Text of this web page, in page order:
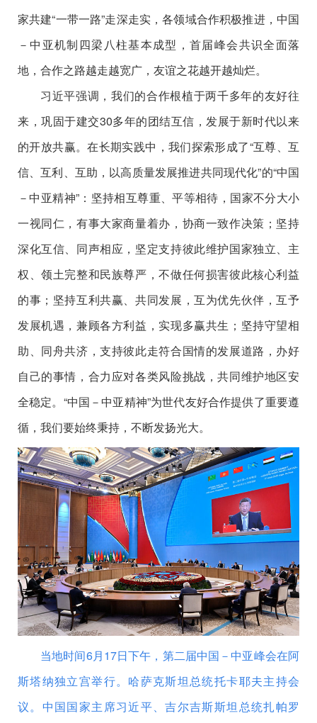
家共建“一带一路”走深走实，各领域合作积极推进，中国
－中亚机制四梁八柱基本成型，首届峰会共识全面落
地，合作之路越走越宽广，友谊之花越开越灿烂。
习近平强调，我们的合作根植于两千多年的友好往
来，巩固于建交30多年的团结互信，发展于新时代以来
的开放共赢。在长期实践中，我们探索形成了“互尊、互
信、互利、互助，以高质量发展推进共同现代化”的“中国
－中亚精神”：坚持相互尊重、平等相待，国家不分大小
一视同仁，有事大家商量着办，协商一致作决策；坚持
深化互信、同声相应，坚定支持彼此维护国家独立、主
权、领土完整和民族尊严，不做任何损害彼此核心利益
的事；坚持互利共赢、共同发展，互为优先伙伴，互予
发展机遇，兼顾各方利益，实现多赢共生；坚持守望相
助、同舟共济，支持彼此走符合国情的发展道路，办好
自己的事情，合力应对各类风险挑战，共同维护地区安
全稳定。“中国－中亚精神”为世代友好合作提供了重要遵
循，我们要始终秉持，不断发扬光大。
当地时间6月17日下午，第二届中国－中亚峰会在阿
斯塔纳独立宫举行。哈萨克斯坦总统托卡耶夫主持会
议。中国国家主席习近平、吉尔吉斯斯坦总统扎帕罗